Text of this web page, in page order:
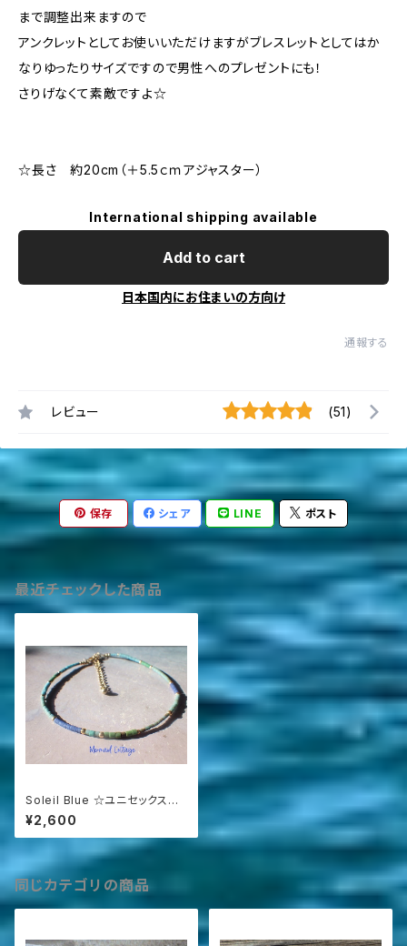
まで調整出来ますので
アンクレットとしてお使いいただけますがブレスレットとしてはか
なりゆったりサイズですので男性へのプレゼントにも！
さりげなくて素敵ですよ☆
☆長さ 約20cm（＋5.5ｃｍアジャスター）
International shipping available
Add to cart
日本国内にお住まいの方向け
通報する
レビュー (51)
保存 シェア LINE ポスト
最近チェックした商品
Soleil Blue ☆ユニセックスブ
レス・アンクレット
¥2,600
同じカテゴリの商品